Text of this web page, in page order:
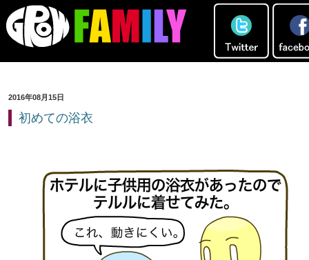
2016年08月15日
初めての浴衣